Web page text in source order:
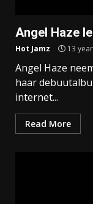
Angel Haze
Hot Jamz 13
Angel Haze
haar
internet...
Read More